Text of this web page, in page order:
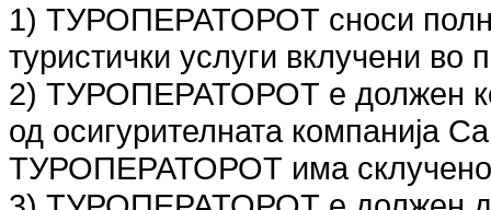
1) ТУРОПЕРАТОРОТ сноси полна
туристички услуги вклучени во
2) ТУРОПЕРАТОРОТ е должен
од осигурителната компанија
ТУРОПЕРАТОРОТ има склучено